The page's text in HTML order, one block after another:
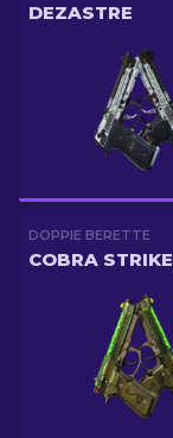
DEZASTRE
DOPPIE BERETTE
COBRA STRIKE